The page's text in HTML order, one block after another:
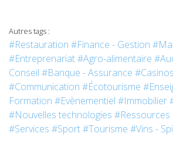
Autres tags :
#Restauration #Finance - Gestion
#Entreprenariat#Agro-alimentaire
Conseil #Banque - Assurance #Casinos
#Communication #Écotourisme
Formation #Evènementiel #Immobilier
#Nouvelles technologies #Ressources
#Services #Sport#Tourisme #Vins -